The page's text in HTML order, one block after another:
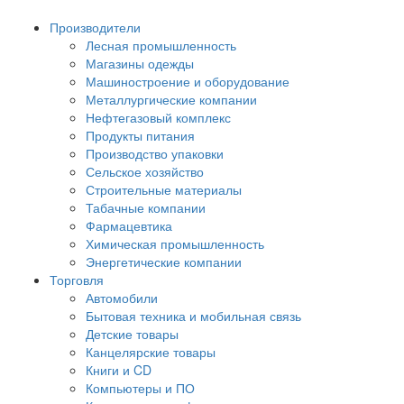
Производители
Лесная промышленность
Магазины одежды
Машиностроение и оборудование
Металлургические компании
Нефтегазовый комплекс
Продукты питания
Производство упаковки
Сельское хозяйство
Строительные материалы
Табачные компании
Фармацевтика
Химическая промышленность
Энергетические компании
Торговля
Автомобили
Бытовая техника и мобильная связь
Детские товары
Канцелярские товары
Книги и CD
Компьютеры и ПО